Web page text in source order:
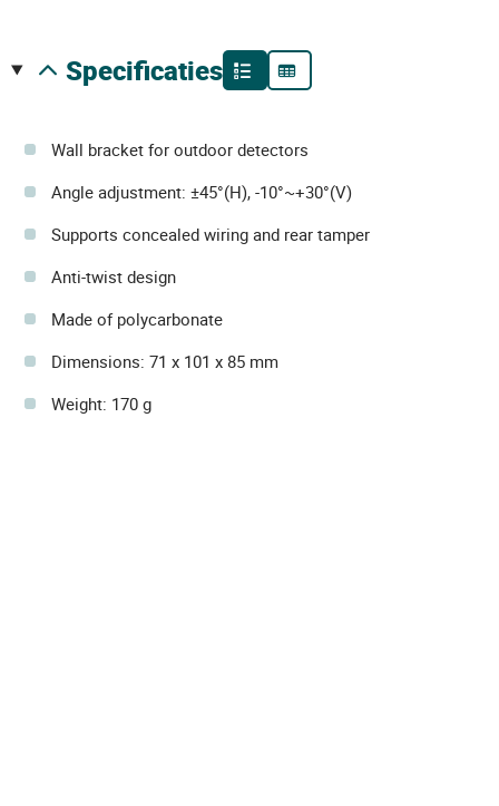
specificaties
Wall bracket for outdoor detectors
Angle adjustment: ±45°(H), -10°~+30°(V)
Supports concealed wiring and rear tamper
Anti-twist design
Made of polycarbonate
Dimensions: 71 x 101 x 85 mm
Weight: 170 g